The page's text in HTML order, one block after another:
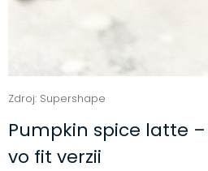
Zdroj: Supershape
Pumpkin spice latte
vo fit verzii